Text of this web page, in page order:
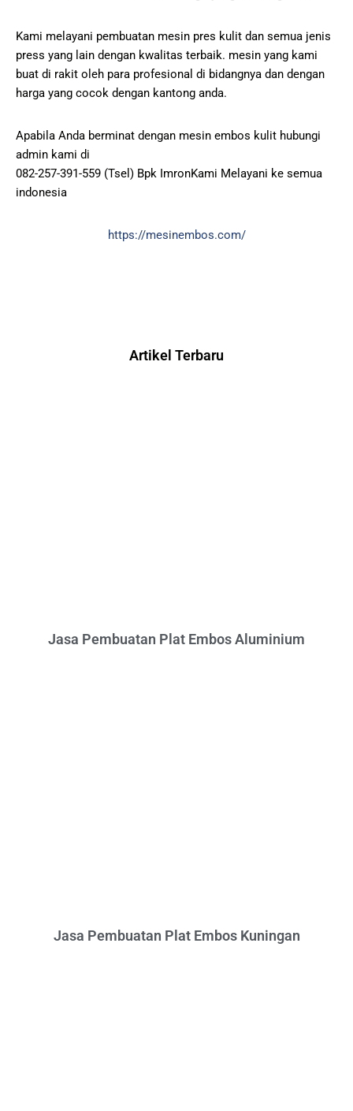
Kami melayani pembuatan mesin pres kulit dan semua jenis
press yang lain dengan kwalitas terbaik. mesin yang kami
buat di rakit oleh para profesional di bidangnya dan dengan
harga yang cocok dengan kantong anda.
Apabila Anda berminat dengan mesin embos kulit hubungi
admin kami di
082-257-391-559 (Tsel) Bpk ImronKami Melayani ke semua
indonesia
https://mesinembos.com/
Artikel Terbaru
Jasa Pembuatan Plat Embos Aluminium
Jasa Pembuatan Plat Embos Kuningan